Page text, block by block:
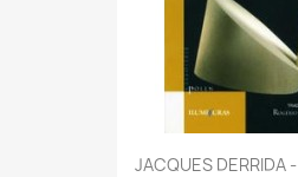
JACQUES DERRIDA